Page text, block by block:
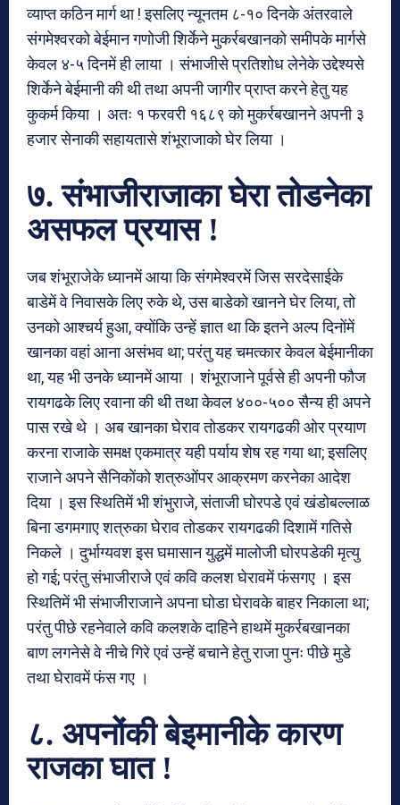
व्याप्त कठिन मार्ग था ! इसलिए न्यूनतम ८-१० दिनके अंतरवाले
संगमेश्वरको बेईमान गणोजी शिर्केने मुकर्रबखानको समीपके मार्गसे
केवल ४-५ दिनमें ही लाया । संभाजीसे प्रतिशोध लेनेके उद्देश्यसे
शिर्केने बेईमानी की थी तथा अपनी जागीर प्राप्त करने हेतु यह
कुकर्म किया । अतः १ फरवरी १६८९ को मुकर्रबखानने अपनी ३
हजार सेनाकी सहायतासे शंभूराजाको घेर लिया ।
७. संभाजीराजाका घेरा तोडनेका
असफल प्रयास !
जब शंभूराजेके ध्यानमें आया कि संगमेश्वरमें जिस सरदेसाईके
बाडेमें वे निवासके लिए रुके थे, उस बाडेको खानने घेर लिया, तो
उनको आश्चर्य हुआ, क्योंकि उन्हें ज्ञात था कि इतने अल्प दिनोंमें
खानका वहां आना असंभव था; परंतु यह चमत्कार केवल बेईमानीका
था, यह भी उनके ध्यानमें आया । शंभूराजाने पूर्वसे ही अपनी फौज
रायगढके लिए रवाना की थी तथा केवल ४००-५०० सैन्य ही अपने
पास रखे थे । अब खानका घेराव तोडकर रायगढकी ओर प्रयाण
करना राजाके समक्ष एकमात्र यही पर्याय शेष रह गया था; इसलिए
राजाने अपने सैनिकोंको शत्रुओंपर आक्रमण करनेका आदेश
दिया । इस स्थितिमें भी शंभुराजे, संताजी घोरपडे एवं खंडोबल्लाळ
बिना डगमगाए शत्रुका घेराव तोडकर रायगढकी दिशामें गतिसे
निकले । दुर्भाग्यवश इस घमासान युद्धमें मालोजी घोरपडेकी मृत्यु
हो गई; परंतु संभाजीराजे एवं कवि कलश घेरावमें फंसगए । इस
स्थितिमें भी संभाजीराजाने अपना घोडा घेरावके बाहर निकाला था;
परंतु पीछे रहनेवाले कवि कलशके दाहिने हाथमें मुकर्रबखानका
बाण लगनेसे वे नीचे गिरे एवं उन्हें बचाने हेतु राजा पुनः पीछे मुडे
तथा घेरावमें फंस गए ।
८. अपनोंकी बेइमानीके कारण
राजका घात !